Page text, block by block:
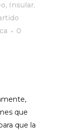
, Insular,
0
que
que la